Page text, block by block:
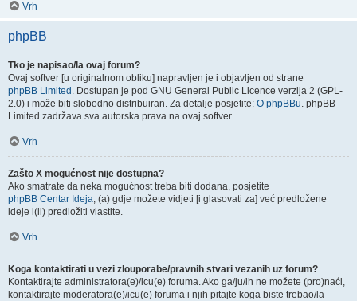
Vrh
phpBB
Tko je napisao/la ovaj forum?
Ovaj softver [u originalnom obliku] napravljen je i objavljen od strane
phpBB Limited . Dostupan je pod GNU General Public Licence verzija 2 (GPL-
2.0) i može biti slobodno distribuiran. Za detalje posjetite: O phpBBu. phpBB
Limited zadržava sva autorska prava na ovaj softver.
Vrh
Zašto X mogućnost nije dostupna?
Ako smatrate da neka mogućnost treba biti dodana, posjetite
phpBB Centar Ideja, (a) gdje možete vidjeti [i glasovati za] već predložene
ideje i(li) predložiti vlastite.
Vrh
Koga kontaktirati u vezi zlouporabe/pravnih stvari vezanih uz forum?
Kontaktirajte administratora(e)/icu(e) foruma. Ako ga/ju/ih ne možete (pro)naći,
kontaktirajte moderatora(e)/icu(e) foruma i njih pitajte koga biste trebao/la